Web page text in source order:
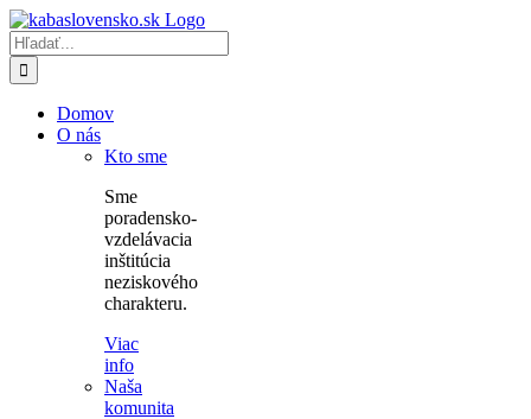
Skip
to
content
Hľadať:
Domov
O nás
Kto sme
Sme
poradensko-
vzdelávacia
inštitúcia
neziskového
charakteru.
Viac
info
Naša
komunita